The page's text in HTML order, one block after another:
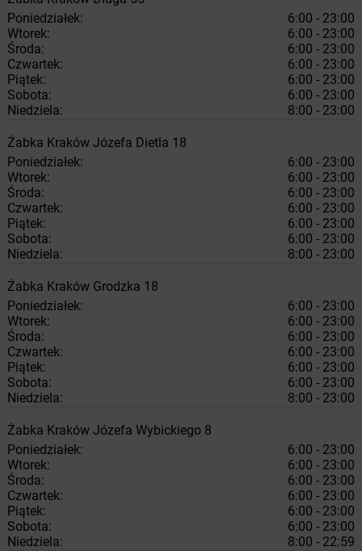
Poniedziałek:
6:00 - 23:00
Wtorek:
6:00 - 23:00
Środa:
6:00 - 23:00
Czwartek:
6:00 - 23:00
Piątek:
6:00 - 23:00
Sobota:
6:00 - 23:00
Niedziela:
8:00 - 23:00
Żabka Kraków Józefa Dietla 18
Poniedziałek:
6:00 - 23:00
Wtorek:
6:00 - 23:00
Środa:
6:00 - 23:00
Czwartek:
6:00 - 23:00
Piątek:
6:00 - 23:00
Sobota:
6:00 - 23:00
Niedziela:
8:00 - 23:00
Żabka Kraków Grodzka 18
Poniedziałek:
6:00 - 23:00
Wtorek:
6:00 - 23:00
Środa:
6:00 - 23:00
Czwartek:
6:00 - 23:00
Piątek:
6:00 - 23:00
Sobota:
6:00 - 23:00
Niedziela:
8:00 - 23:00
Żabka Kraków Józefa Wybickiego 8
Poniedziałek:
6:00 - 23:00
Wtorek:
6:00 - 23:00
Środa:
6:00 - 23:00
Czwartek:
6:00 - 23:00
Piątek:
6:00 - 23:00
Sobota:
6:00 - 23:00
Niedziela:
8:00 - 22:59